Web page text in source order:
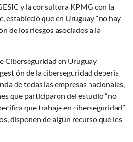
y la consultora KPMG con la
estableció que en Uruguay “no hay
de los riesgos asociados a la
Ciberseguridad en Uruguay
de la ciberseguridad debería
de todas las empresas nacionales,
que participaron del estudio “no
que trabaje en ciberseguridad”.
disponen de algún recurso que los